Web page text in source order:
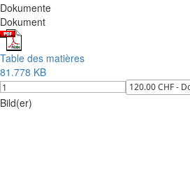
Dokumente
Dokument
Table des matières
81.778 KB
Bild(er)